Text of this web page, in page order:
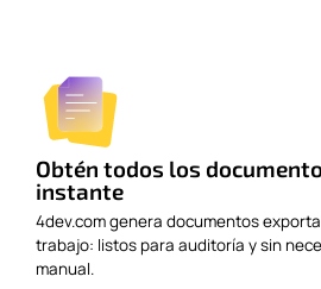
Obtén todos los
instante
4dev.com genera documentos
trabajo: listos para auditoría y sin
manual.